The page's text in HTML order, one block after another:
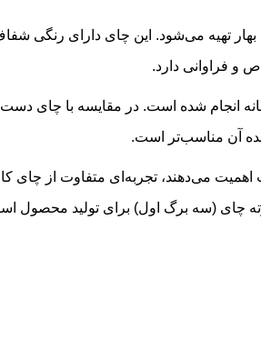
بهار تهیه می‌شود. این چای دارای
و فراوانی دارد.
انجام شده است. در مقایسه با چای
آن مناسب‌تر است.
می‌دهند، تجربه‌ای متفاوت از چای
چای (سه برگ اول) برای تولید محصول